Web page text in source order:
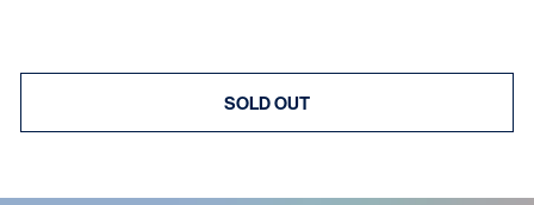
SOLD OUT